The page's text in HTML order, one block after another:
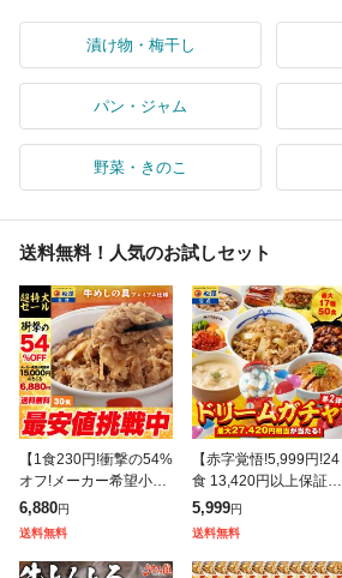
漬け物・梅干し
パン・ジャム
野菜・きのこ
送料無料！人気のお試しセット
【1食230円!衝撃の54%
オフ!メーカー希望小売
価格15,000円→6,880
円】 牛めしの具(プレミ
6,880円
送料無料
【赤字覚悟!5,999円!24
食 13,420円以上保証!】
松屋 新春 ドリームガチ
ャ 福袋 2026 最大27,42
5,999円
送料無料